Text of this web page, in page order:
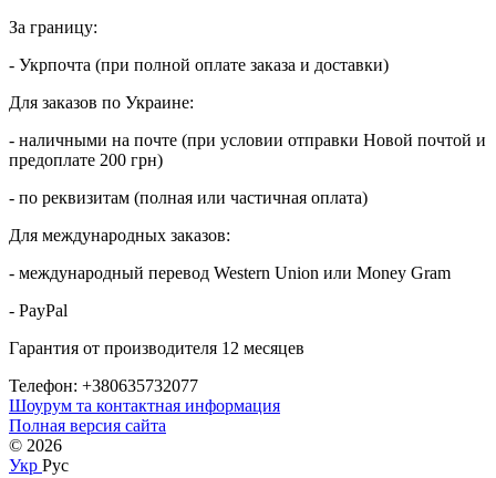
За границу:
- Укрпочта (при полной оплате заказа и доставки)
Для заказов по Украине:
- наличными на почте (при условии отправки Новой почтой и
предоплате 200 грн)
- по реквизитам (полная или частичная оплата)
Для международных заказов:
- международный перевод Western Union или Money Gram
- PayPal
Гарантия от производителя 12 месяцев
Телефон: +380635732077
Шоурум та контактная информация
Полная версия сайта
© 2026
Укр Рус